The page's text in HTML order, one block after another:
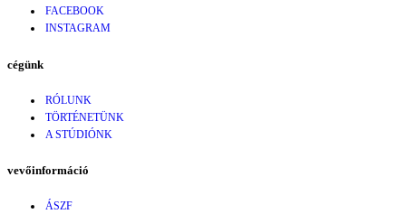
FACEBOOK
INSTAGRAM
cégünk
RÓLUNK
TÖRTÉNETÜNK
A STÚDIÓNK
vevőinformáció
ÁSZF